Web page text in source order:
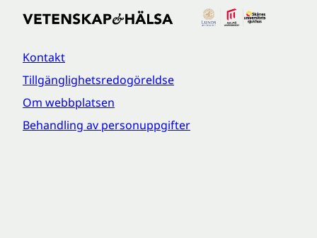
Kontakt
Tillgänglighetsredogöreldse
Om webbplatsen
Behandling av personuppgifter